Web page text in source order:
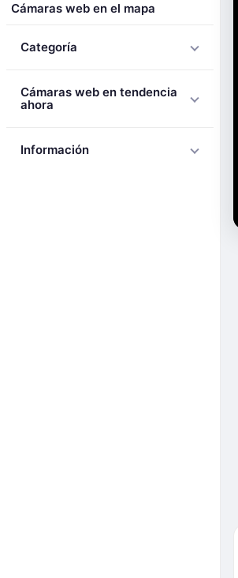
Cámaras web en el mapa
Categoría
Cámaras web en tendencia
ahora
Información